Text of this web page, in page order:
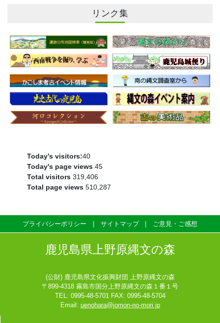
南の縄文調査室から
2026.07.07 じょうもんくんニュース
「推しの逸品」総選挙 最終結果発表
2026.07.03 お知らせ
古代池のハスが咲きました
2026.07.01 南の縄文調査室から
2026.06.27 じょうもんくんニュース
「推しの逸品」総選挙速報0627
リンク集
Today's visitors:40
Today's page views 45
Total visitors 319,406
Total page views 510,287
プライバシーポリシー サイトマップ ご意見・ご感想
鹿児島県上野原縄文の森
(公財) 鹿児島県文化振興財団 上野原縄文の森
〒899-4318 霧島市国分上野原縄文の森１番１号
TEL: 0995-48-5701 FAX: 0995-48-5704
Email: uenohara@jomon-no-mori.jp